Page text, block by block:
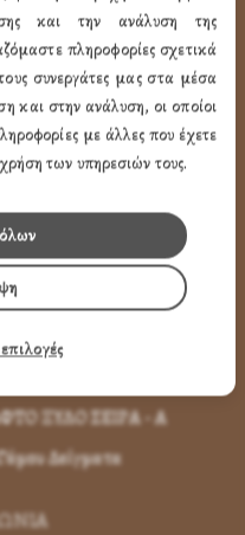
Χρυσού
Καντήλι
ΞΥΛΟ ΣΕΙΡΑ - Α
Δείγματα
και την ανάλυση της
πληροφορίες σχετικά
συνεργάτες μας στα μέσα
και στην ανάλυση, οι οποίοι
με άλλες που έχετε
των υπηρεσιών τους.